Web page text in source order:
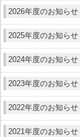
2026年度のお知らせ
2025年度のお知らせ
2024年度のお知らせ
2023年度のお知らせ
2022年度のお知らせ
2021年度のお知らせ